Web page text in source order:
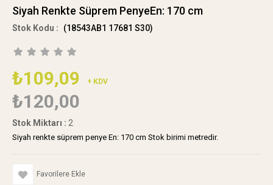
Siyah Renkte Süprem PenyeEn: 170 cm
(18543AB1 17681 S30)
₺109,09 + KDV
₺120,00
Stok Miktarı : 2
Siyah renkte süprem penye En: 170 cm Stok birimi metredir.
Favorilere Ekle